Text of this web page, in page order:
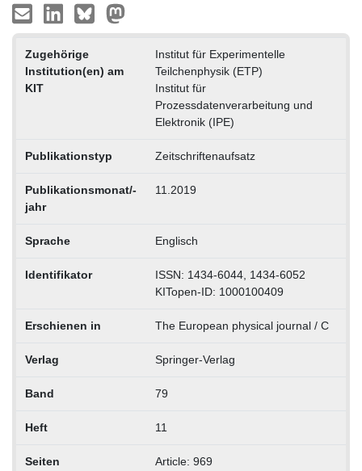
Zugehörige
Institution(en) am
KIT
Institut für Experimentelle
Teilchenphysik (ETP)
Institut für
Prozessdatenverarbeitung und
Elektronik (IPE)
Publikationstyp Zeitschriftenaufsatz
Publikationsmonat/-
jahr
11.2019
Sprache Englisch
Identifikator
ISSN: 1434-6044, 1434-6052
KITopen-ID: 1000100409
Erschienen in The European physical journal / C
Verlag Springer-Verlag
Band 79
Heft 11
Seiten Article: 969